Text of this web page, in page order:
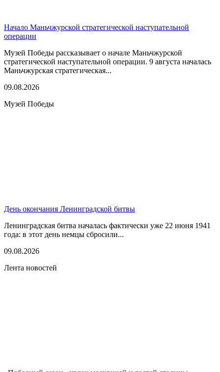
Начало Маньчжурской стратегической наступательной
операции
Музей Победы рассказывает о начале Маньчжурской
стратегической наступательной операции. 9 августа началась
Маньчжурская стратегическая...
09.08.2026
Музей Победы
День окончания Ленинградской битвы
Ленинградская битва началась фактически уже 22 июня 1941
года: в этот день немцы сбросили...
09.08.2026
Лента новостей